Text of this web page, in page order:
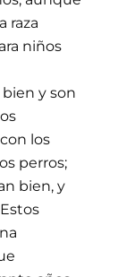
raza
niños
y son
los
perros;
bien, y